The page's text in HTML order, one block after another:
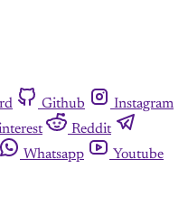
Github
Instagram
Reddit
Whatsapp
Youtube